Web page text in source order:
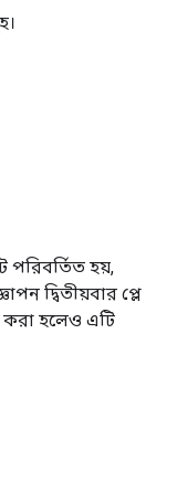
পরিবর্তিত হয়,
দ্বিতীয়বার প্লে
করা হলেও এটি